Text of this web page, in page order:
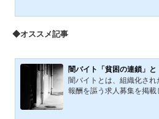
ない。しかし、この犯行
日（木曜日）の朝、東京は
ンから発射されたナイ...
◆オススメ記事
闇バイト「貧困の連鎖」と
闇バイトとは、組織化さ
報酬を謳う求人募集を掲載